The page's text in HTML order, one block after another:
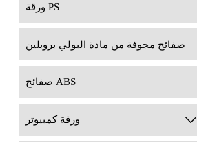
ورقة PS
صفائح مجوفة من مادة البولي بروبلين
صفائح ABS
ورقة كمبيوتر 